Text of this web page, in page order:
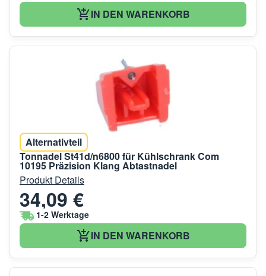
IN DEN WARENKORB
Alternativteil
Tonnadel St41d/n6800 für Kühlschrank Com
10195 Präzision Klang Abtastnadel
Produkt Details
34,09 €
1-2 Werktage
IN DEN WARENKORB